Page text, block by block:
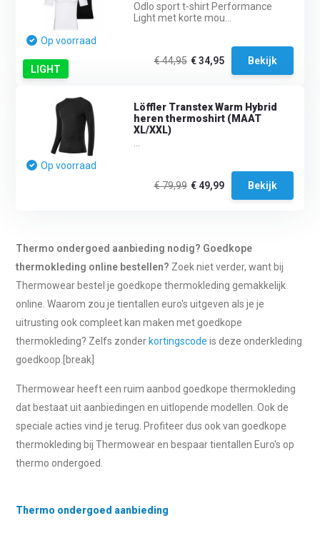
LIGHT
Odlo sport t-shirt Performance
Light met korte mou...
Op voorraad
€ 44,95 € 34,95 Bekijk
Löffler Transtex Warm Hybrid
heren thermoshirt (MAAT
XL/XXL)
Op voorraad
€ 79,99 € 49,99 Bekijk
Thermo ondergoed aanbieding nodig? Goedkope
thermokleding online bestellen? Zoek niet verder, want bij
Thermowear bestel je goedkope thermokleding gemakkelijk
online. Waarom zou je tientallen euro's uitgeven als je je
uitrusting ook compleet kan maken met goedkope
thermokleding? Zelfs zonder kortingscode is deze onderkleding
goedkoop.[break]
Thermowear heeft een ruim aanbod goedkope thermokleding
dat bestaat uit aanbiedingen en uitlopende modellen. Ook de
speciale acties vind je terug. Profiteer dus ook van goedkope
thermokleding bij Thermowear en bespaar tientallen Euro's op
thermo ondergoed.
Thermo ondergoed aanbieding